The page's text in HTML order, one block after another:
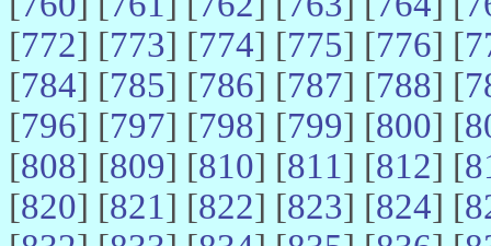
[772] [773] [774] [775] [776] [
[784] [785] [786] [787] [788] [
[796] [797] [798] [799] [800] [
[808] [809] [810] [811] [812] [
[820] [821] [822] [823] [824] [